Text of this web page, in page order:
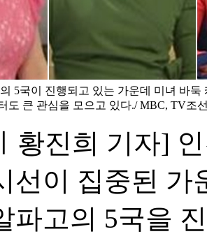
5국이 진행되고 있는 가운데 미녀 바둑
도 큰 관심을 모으고 있다./ MBC, TV조
황진희 기자]
선이 집중된 가
파고의 5국을